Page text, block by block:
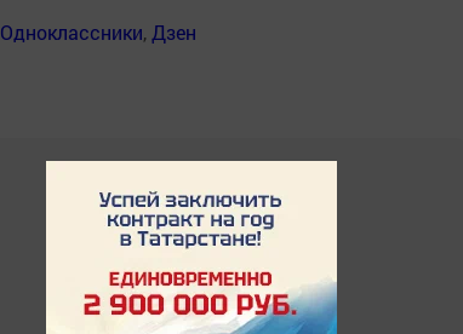
Одноклассники,Дзен